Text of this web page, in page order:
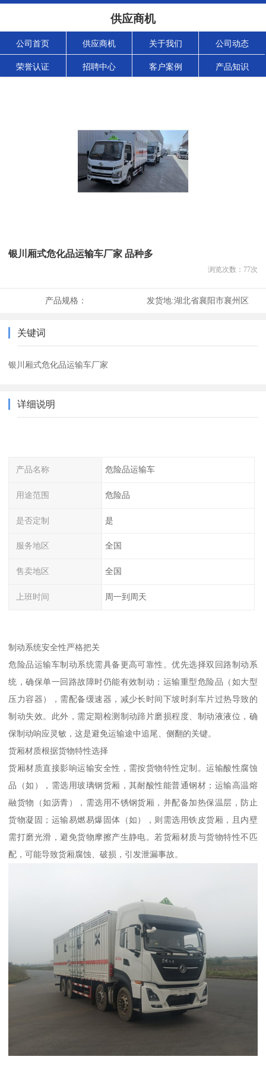
供应商机
公司首页 供应商机 关于我们 公司动态
荣誉认证 招聘中心 客户案例 产品知识
银川厢式危化品运输车厂家 品种多
浏览次数： 77次
产品规格： 发货地:湖北省襄阳市襄州区
关键词
银川厢式危化品运输车厂家
详细说明
产品名称 危险品运输车
用途范围 危险品
是否定制 是
服务地区 全国
售卖地区 全国
上班时间 周一到周天
制动系统安全性严格把关​
危险品运输车制动系统需具备更高可靠性。优先选择双回路制动系
统，确保单一回路故障时仍能有效制动；运输重型危险品（如大型
压力容器），需配备缓速器，减少长时间下坡时刹车片过热导致的
制动失效。此外，需定期检测制动蹄片磨损程度、制动液液位，确
保制动响应灵敏，这是避免运输途中追尾、侧翻的关键。​
货厢材质根据货物特性选择​
货厢材质直接影响运输安全性，需按货物特性定制。运输酸性腐蚀
品（如），需选用玻璃钢货厢，其耐酸性能普通钢材；运输高温熔
融货物（如沥青），需选用不锈钢货厢，并配备加热保温层，防止
货物凝固；运输易燃易爆固体（如），则需选用铁皮货厢，且内壁
需打磨光滑，避免货物摩擦产生静电。若货厢材质与货物特性不匹
配，可能导致货厢腐蚀、破损，引发泄漏事故。​